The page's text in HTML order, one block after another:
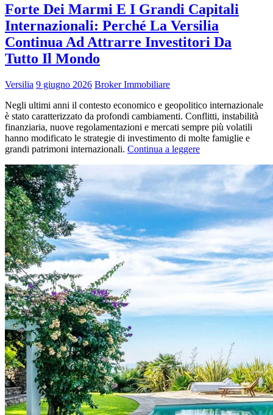
Forte Dei Marmi E I Grandi Capitali
Internazionali: Perché La Versilia
Continua Ad Attrarre Investitori Da
Tutto Il Mondo
Versilia 9 giugno 2026 Broker Immobiliare
Negli ultimi anni il contesto economico e geopolitico internazionale
è stato caratterizzato da profondi cambiamenti. Conflitti, instabilità
finanziaria, nuove regolamentazioni e mercati sempre più volatili
hanno modificato le strategie di investimento di molte famiglie e
grandi patrimoni internazionali. Continua a leggere